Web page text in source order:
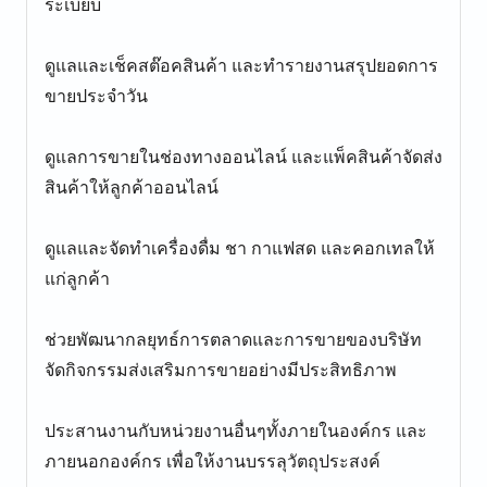
ระเบียบ
ดูแลและเช็คสต๊อคสินค้า และทำรายงานสรุปยอดการ
ขายประจำวัน
ดูแลการขายในช่องทางออนไลน์ และแพ็คสินค้าจัดส่ง
สินค้าให้ลูกค้าออนไลน์
ดูแลและจัดทำเครื่องดื่ม ชา กาแฟสด และคอกเทลให้
แก่ลูกค้า
ช่วยพัฒนากลยุทธ์การตลาดและการขายของบริษัท
จัดกิจกรรมส่งเสริมการขายอย่างมีประสิทธิภาพ
ประสานงานกับหน่วยงานอื่นๆทั้งภายในองค์กร และ
ภายนอกองค์กร เพื่อให้งานบรรลุวัตถุประสงค์